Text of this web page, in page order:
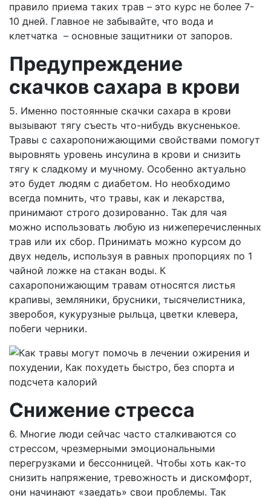
правило приема таких трав – это курс не более 7-
10 дней. Главное не забывайте, что вода и
клетчатка – основные защитники от запоров.
Предупреждение
скачков сахара в крови
5. Именно постоянные скачки сахара в крови
вызывают тягу съесть что-нибудь вкусненькое.
Травы с сахаропонижающими свойствами помогут
выровнять уровень инсулина в крови и снизить
тягу к сладкому и мучному. Особенно актуально
это будет людям с диабетом. Но необходимо
всегда помнить, что травы, как и лекарства,
принимают строго дозированно. Так для чая
можно использовать любую из нижеперечисленных
трав или их сбор. Принимать можно курсом до
двух недель, используя в равных пропорциях по 1
чайной ложке на стакан воды. К
сахаропонижающим травам относятся листья
крапивы, земляники, брусники, тысячелистника,
зверобоя, кукурузные рыльца, цветки клевера,
побеги черники.
Снижение стресса
6. Многие люди сейчас часто сталкиваются со
стрессом, чрезмерными эмоциональными
перегрузками и бессонницей. Чтобы хоть как-то
снизить напряжение, тревожность и дискомфорт,
они начинают «заедать» свои проблемы. Так